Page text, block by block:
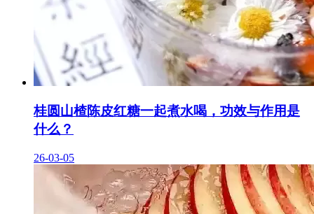
桂圆山楂陈皮红糖一起煮水喝，功效与作用是
什么？
26-03-05